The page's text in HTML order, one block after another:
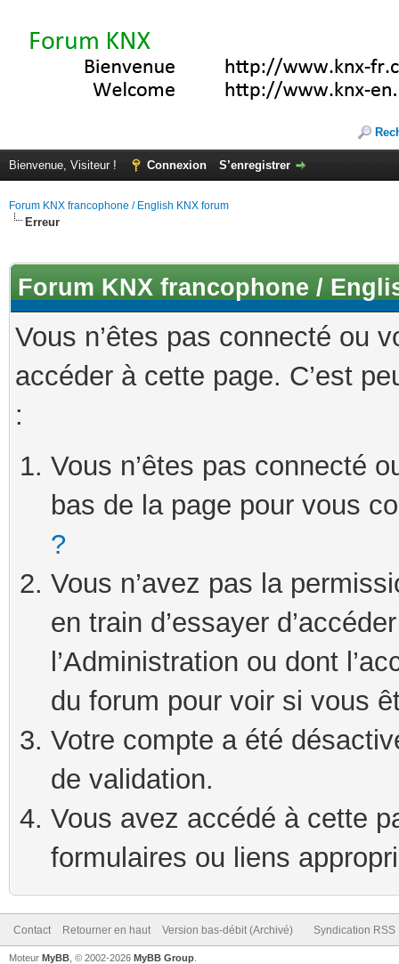
Bienvenue, Visiteur ! Connexion S’enregistrer
Forum KNX francophone / English KNX forum
Erreur
Forum KNX francophone /
Vous n’êtes pas connecté ou
accéder à cette page. C’est
:
Vous n’êtes pas connecté
bas de la page pour vous
?
Vous n’avez pas la
en train d’essayer
l’Administration ou dont
du forum pour voir si vous
Votre compte a été
de validation.
Vous avez accédé à cette
formulaires ou liens
Contact Retourner en haut Version bas-débit (Archivé) Syndication RSS
Moteur MyBB , © 2002-2026 MyBB Group